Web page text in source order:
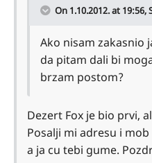
On 1.10.2012. at 19:56,
Ako nisam zakasnio
da pitam dali bi
brzam postom?
Dezert Fox je bio prvi,
Posalji mi adresu i mob
a ja cu tebi gume.